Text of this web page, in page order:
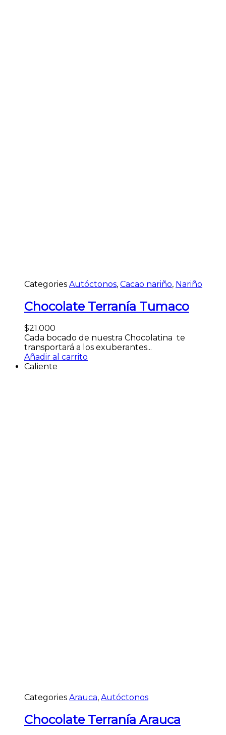
Categories Autóctonos, Cacao nariño, Nariño
Chocolate Terranía Tumaco
$21.000
Cada bocado de nuestra Chocolatina te
transportará a los exuberantes...
Añadir al carrito
Caliente
Categories Arauca, Autóctonos
Chocolate Terranía Arauca